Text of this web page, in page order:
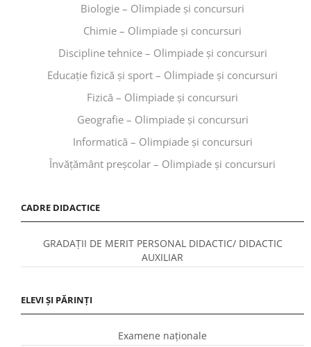
Biologie – Olimpiade și concursuri
Chimie – Olimpiade și concursuri
Discipline tehnice – Olimpiade și concursuri
Educaţie fizică şi sport – Olimpiade și concursuri
Fizică – Olimpiade și concursuri
Geografie – Olimpiade și concursuri
Informatică – Olimpiade și concursuri
Învăţământ preşcolar – Olimpiade și concursuri
CADRE DIDACTICE
GRADAȚII DE MERIT PERSONAL DIDACTIC/ DIDACTIC
AUXILIAR
ELEVI ȘI PĂRINȚI
Examene naționale